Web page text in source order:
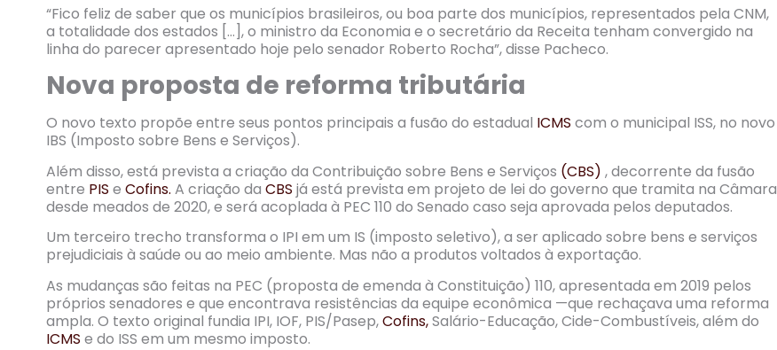
“Fico feliz de saber que os municípios brasileiros, ou boa parte dos municípios, representados pela CNM,
a totalidade dos estados […], o ministro da Economia e o secretário da Receita tenham convergido na
linha do parecer apresentado hoje pelo senador Roberto Rocha”, disse Pacheco.
Nova proposta de reforma tributária
O novo texto propõe entre seus pontos principais a fusão do estadual ICMS com o municipal ISS, no novo
IBS (Imposto sobre Bens e Serviços).
Além disso, está prevista a criação da Contribuição sobre Bens e Serviços (CBS) , decorrente da fusão
entre PIS e Cofins. A criação da CBS já está prevista em projeto de lei do governo que tramita na Câmara
desde meados de 2020, e será acoplada à PEC 110 do Senado caso seja aprovada pelos deputados.
Um terceiro trecho transforma o IPI em um IS (imposto seletivo), a ser aplicado sobre bens e serviços
prejudiciais à saúde ou ao meio ambiente. Mas não a produtos voltados à exportação.
As mudanças são feitas na PEC (proposta de emenda à Constituição) 110, apresentada em 2019 pelos
próprios senadores e que encontrava resistências da equipe econômica —que rechaçava uma reforma
ampla. O texto original fundia IPI, IOF, PIS/Pasep,Cofins,Salário-Educação, Cide-Combustíveis, além do
ICMS e do ISS em um mesmo imposto.